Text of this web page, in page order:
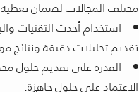
مختلف المجالات لضمان تغطية
استخدام أحدث التقنيات
تقديم تحليلات دقيقة ونتائج
القدرة على تقديم حلول
الاعتماد على حلول جاهزة.